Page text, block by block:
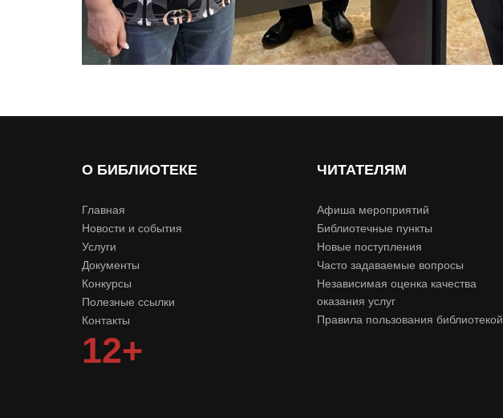
О БИБЛИОТЕКЕ
Главная
Новости и события
Услуги
Документы
Конкурсы
Полезные ссылки
Контакты
12+
ЧИТАТЕЛЯМ
Афиша мероприятий
Библиотечные пункты
Новые поступления
Часто задаваемые вопросы
Независимая оценка качества
оказания услуг
Правила пользования библиотекой